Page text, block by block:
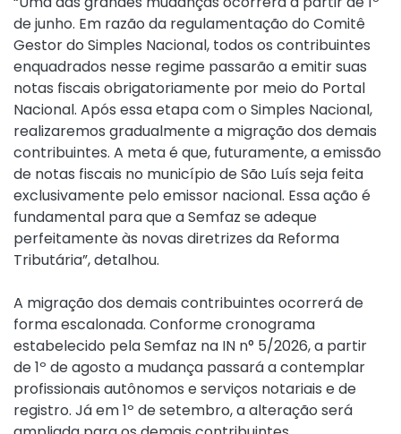
de junho. Em razão da regulamentação do Comitê
Gestor do Simples Nacional, todos os contribuintes
enquadrados nesse regime passarão a emitir suas
notas fiscais obrigatoriamente por meio do Portal
Nacional. Após essa etapa com o Simples Nacional,
realizaremos gradualmente a migração dos demais
contribuintes. A meta é que, futuramente, a emissão
de notas fiscais no município de São Luís seja feita
exclusivamente pelo emissor nacional. Essa ação é
fundamental para que a Semfaz se adeque
perfeitamente às novas diretrizes da Reforma
Tributária”, detalhou.
A migração dos demais contribuintes ocorrerá de
forma escalonada. Conforme cronograma
estabelecido pela Semfaz na IN n° 5/2026, a partir
de 1º de agosto a mudança passará a contemplar
profissionais autônomos e serviços notariais e de
registro. Já em 1º de setembro, a alteração será